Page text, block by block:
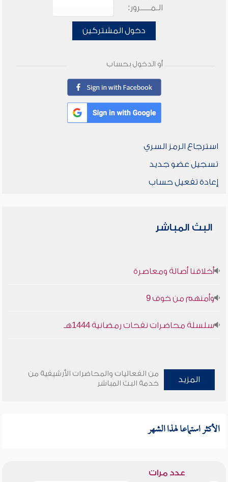
الـمـــــرور:
دخول المشتركين
أو الدخول بحساب
استرجاع الرمز السري
تسجيل عضو جديد
إعادة تفعيل حساب
البث المباشر
أخلاقنا أصالة ومعاصرة
وأمنهم من خوف 9
سلسلة محاضرات نفحات رمضانية 1444هـ
المزيد
من الفعاليات والمحاضرات الأرشيفية من
خدمة البث المباشر
الأكثر استماعا لهذا الشهر
عدد مرات